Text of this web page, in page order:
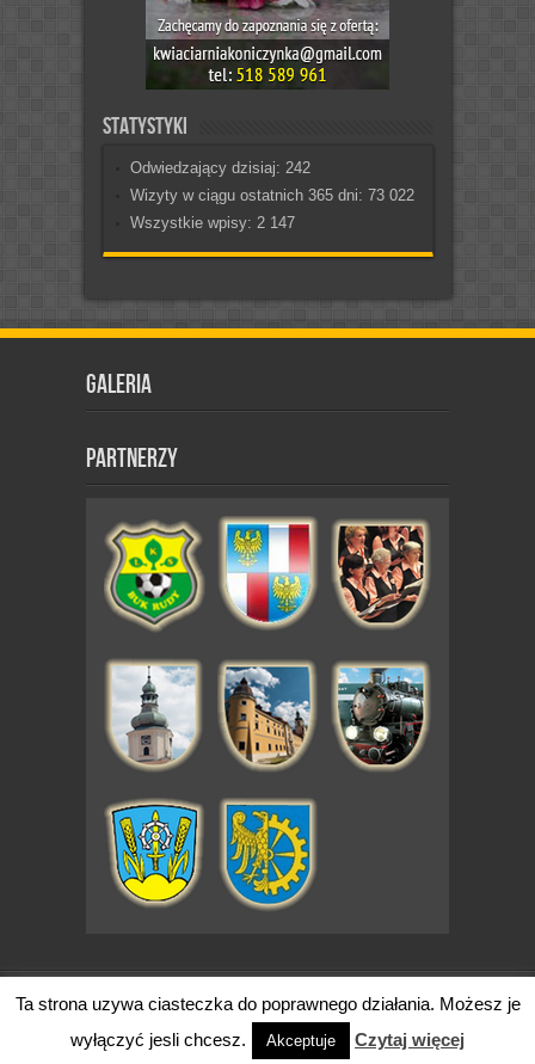
Statystyki
Odwiedzający dzisiaj: 242
Wizyty w ciągu ostatnich 365 dni: 73 022
Wszystkie wpisy: 2 147
Galeria
Partnerzy
code by - Simple Creative
Copyright 2026 znadRudy.pl. Wszytkie prawa zastrzeżone.
Ta strona uzywa ciasteczka do poprawnego działania. Możesz je
wyłączyć jesli chcesz.
Akceptuje Czytaj więcej